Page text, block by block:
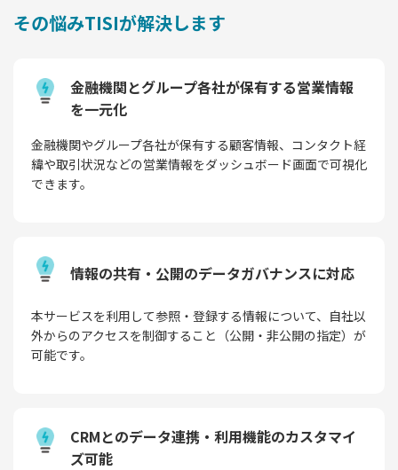
その悩みTISIが解決します
金融機関とグループ各社が保有する営業情報
を一元化
金融機関やグループ各社が保有する顧客情報、コンタクト経
緯や取引状況などの営業情報をダッシュボード画面で可視化
できます。
情報の共有・公開のデータガバナンスに対応
本サービスを利用して参照・登録する情報について、自社以
外からのアクセスを制御すること（公開・非公開の指定）が
可能です。
CRMとのデータ連携・利用機能のカスタマイ
ズ可能